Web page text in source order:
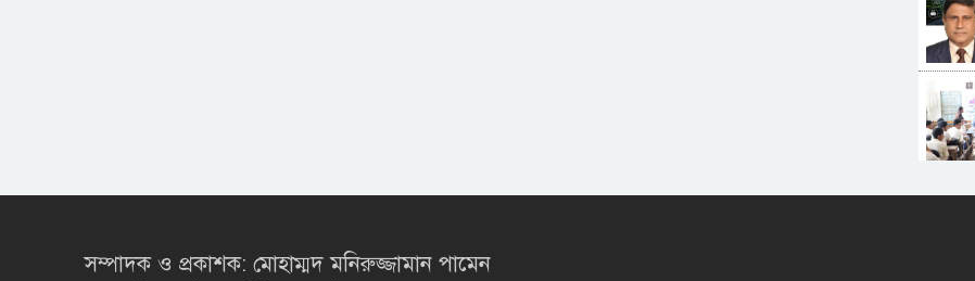
সম্পাদক ও প্রকাশক: মোহাম্মদ মনিরুজ্জামান পামেন